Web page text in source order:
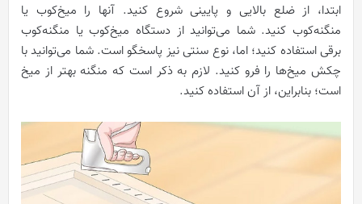
ابتدا، از ضلع بالایی و پایینی شروع کنید. آنها را میخ‌کوب یا
منگنه‌کوب کنید. شما می‌توانید از دستگاه میخ‌کوب یا منگنه‌کوب
برقی استفاده کنید؛ اما، نوع سنتی نیز پاسخگو است. شما می‌توانید با
چکش میخ‌ها را فرو کنید. لازم به ذکر است که منگنه بهتر از میخ
است؛ بنابراین، از آن استفاده کنید.